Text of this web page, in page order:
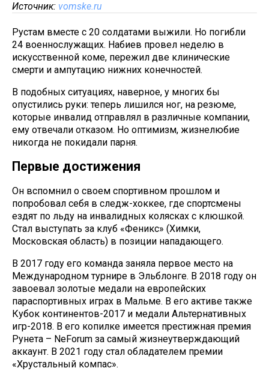
Источник: vomske.ru
Рустам вместе с 20 солдатами выжили. Но погибли
24 военнослужащих. Набиев провел неделю в
искусственной коме, пережил две клинические
смерти и ампутацию нижних конечностей.
В подобных ситуациях, наверное, у многих бы
опустились руки: теперь лишился ног, на резюме,
которые инвалид отправлял в различные компании,
ему отвечали отказом. Но оптимизм, жизнелюбие
никогда не покидали парня.
Первые достижения
Он вспомнил о своем спортивном прошлом и
попробовал себя в следж-хоккее, где спортсмены
ездят по льду на инвалидных колясках с клюшкой.
Стал выступать за клуб «Феникс» (Химки,
Московская область) в позиции нападающего.
В 2017 году его команда заняла первое место на
Международном турнире в Эльблонге. В 2018 году он
завоевал золотые медали на европейских
параспортивных играх в Мальме. В его активе также
Кубок континентов-2017 и медали Альтернативных
игр-2018. В его копилке имеется престижная премия
Рунета – NeForum за самый жизнеутверждающий
аккаунт. В 2021 году стал обладателем премии
«Хрустальный компас».